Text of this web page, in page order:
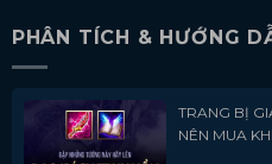
PHÂN TÍCH & HƯỚNG
TRANG BỊ
NÊN MUA